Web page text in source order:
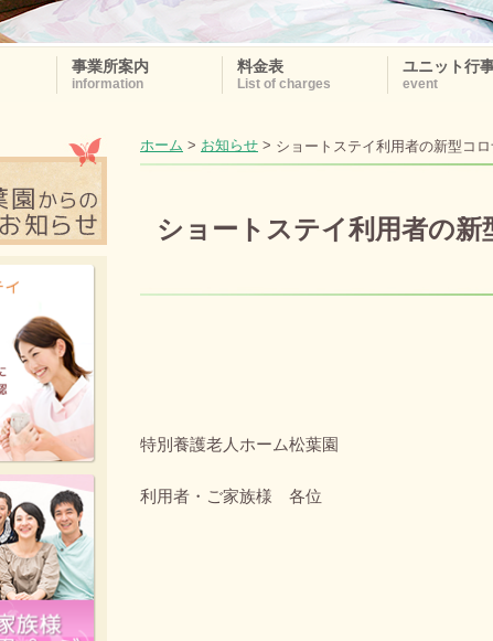
事業所案内
information
料金表
List of charges
ユニット行
event
ホーム > お知らせ > ショートステイ利用者の新型コ
ショートステイ利用者の新
特別養護老人ホーム松葉園
利用者・ご家族様 各位